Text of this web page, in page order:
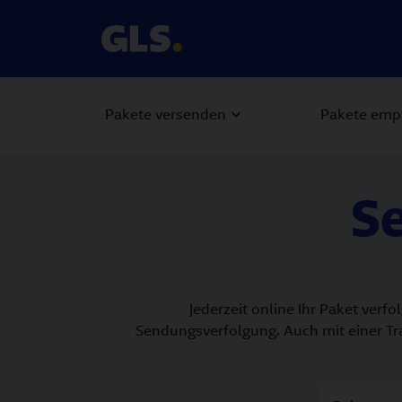
Pakete versenden Pakete
Jederzeit online Ihr Paket
Sendungsverfolgung. Auch mit einer